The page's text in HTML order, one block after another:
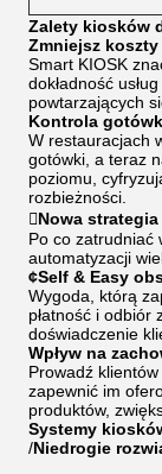
Zalety kiosków
Zmniejsz
Smart KIOSK
dokładność
powtarzających
Kontrola
W restauracjach
gotówki, a teraz
poziomu,
rozbieżności.
Nowa
Po co zatrudniać
automatyzacji
¢Self & Easy
Wygoda, którą
płatność i odbiór
doświadczenie
Wpływ na
Prowadź
zapewnić im
produktów,
Systemy
/Niedrogie